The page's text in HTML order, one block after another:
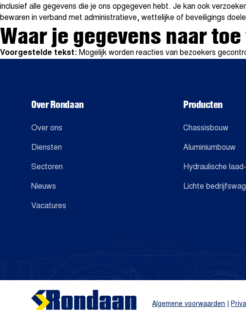
inclusief alle gegevens die je ons opgegeven hebt. Je kan ook
bewaren in verband met administratieve, wettelijke of beveiligings
Waar je gegevens naar
Voorgestelde tekst: Mogelijk worden reacties van bezoekers
Over Rondaan
Over ons
Diensten
Sectoren
Nieuws
Vacatures
Producten
Chassisbouw
Aluminiumbouw
Hydraulische
Lichte
Algemene voorwaarden |